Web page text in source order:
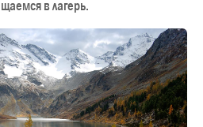
в лагерь.